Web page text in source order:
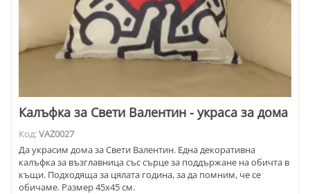
Калъфка за Свети Валентин - украса за дома
Код:VAZ0027
Да украсим дома за Свети Валентин. Една декоративна
калъфка за възглавница със сърце за поддържане на обичта в
къщи. Подходяща за цялата година, за да помним, че се
обичаме. Размер 45х45 см.